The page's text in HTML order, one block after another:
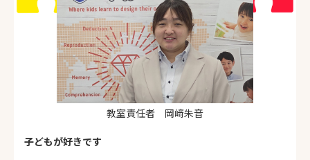
教室責任者 岡﨑朱音
子どもが好きです